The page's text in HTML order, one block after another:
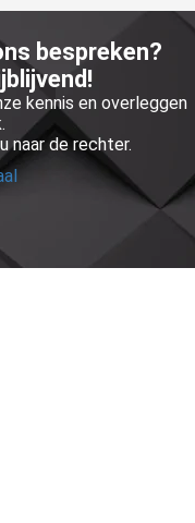
bespreken?
kennis en overleggen
naar de rechter.